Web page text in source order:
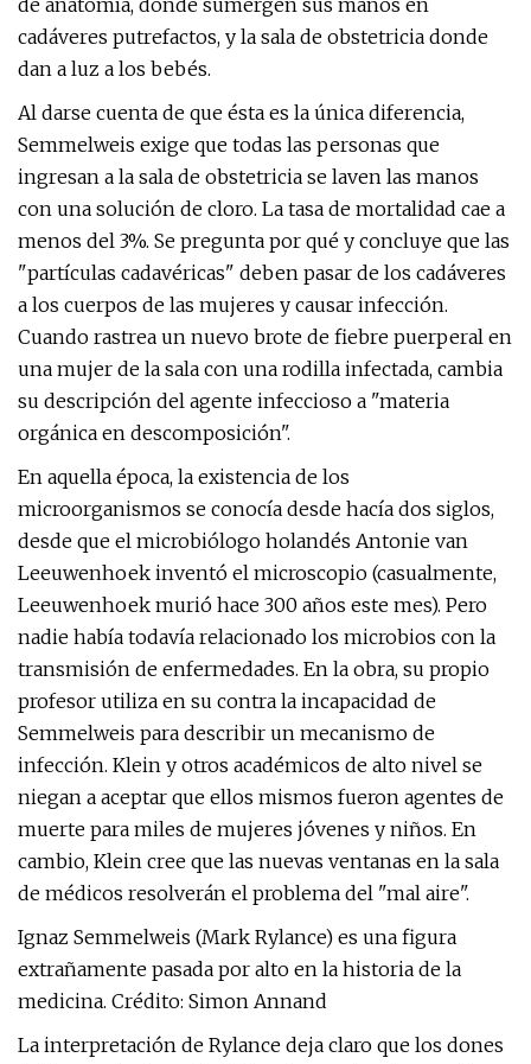
de anatomía, donde sumergen sus manos en
cadáveres putrefactos, y la sala de obstetricia donde
dan a luz a los bebés.
Al darse cuenta de que ésta es la única diferencia,
Semmelweis exige que todas las personas que
ingresan a la sala de obstetricia se laven las manos
con una solución de cloro. La tasa de mortalidad cae a
menos del 3%. Se pregunta por qué y concluye que las
"partículas cadavéricas" deben pasar de los cadáveres
a los cuerpos de las mujeres y causar infección.
Cuando rastrea un nuevo brote de fiebre puerperal en
una mujer de la sala con una rodilla infectada, cambia
su descripción del agente infeccioso a "materia
orgánica en descomposición".
En aquella época, la existencia de los
microorganismos se conocía desde hacía dos siglos,
desde que el microbiólogo holandés Antonie van
Leeuwenhoek inventó el microscopio (casualmente,
Leeuwenhoek murió hace 300 años este mes). Pero
nadie había todavía relacionado los microbios con la
transmisión de enfermedades. En la obra, su propio
profesor utiliza en su contra la incapacidad de
Semmelweis para describir un mecanismo de
infección. Klein y otros académicos de alto nivel se
niegan a aceptar que ellos mismos fueron agentes de
muerte para miles de mujeres jóvenes y niños. En
cambio, Klein cree que las nuevas ventanas en la sala
de médicos resolverán el problema del "mal aire".
Ignaz Semmelweis (Mark Rylance) es una figura
extrañamente pasada por alto en la historia de la
medicina. Crédito: Simon Annand
La interpretación de Rylance deja claro que los dones